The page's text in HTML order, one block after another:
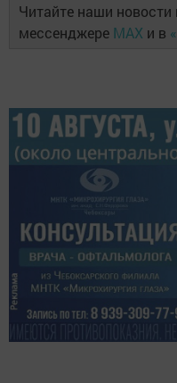
Читайте наши
мессенджере MAX и в